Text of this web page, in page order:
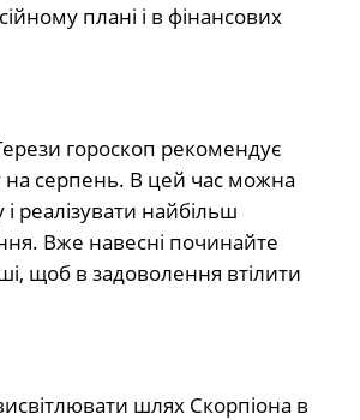
плані і в фінансових
гороскоп рекомендує
на серпень. B цей час можна
і реалізувати найбільш
Вже навесні починайте
щоб в задоволення втілити
шлях Скорпіона в